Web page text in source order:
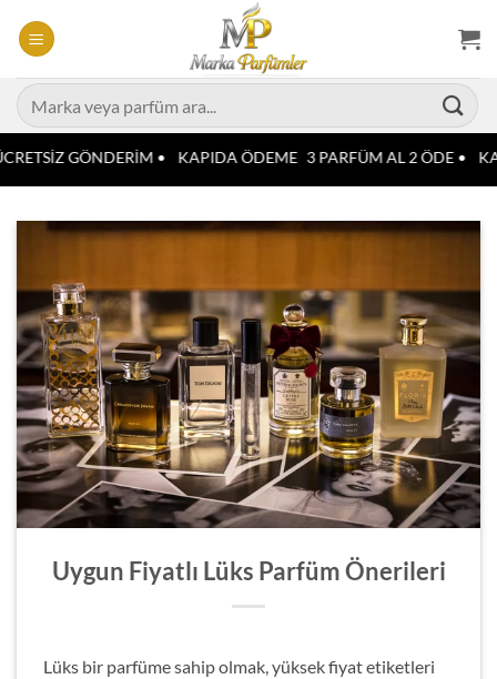
atla
Ara:
GÖNDERİM • KAPIDA ÖDEME 3 PARFÜM AL 2 ÖDE •
Uygun Fiyatlı Lüks Parfüm Önerileri
Lüks bir parfüme sahip olmak, yüksek fiyat etiketleri